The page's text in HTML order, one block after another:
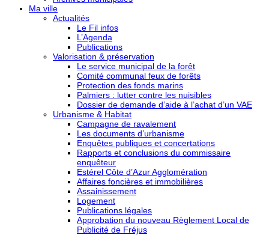
Ma ville
Actualités
Le Fil infos
L’Agenda
Publications
Valorisation & préservation
Le service municipal de la forêt
Comité communal feux de forêts
Protection des fonds marins
Palmiers : lutter contre les nuisibles
Dossier de demande d’aide à l’achat d’un VAE
Urbanisme & Habitat
Campagne de ravalement
Les documents d’urbanisme
Enquêtes publiques et concertations
Rapports et conclusions du commissaire
enquêteur
Estérel Côte d’Azur Agglomération
Affaires foncières et immobilières
Assainissement
Logement
Publications légales
Approbation du nouveau Règlement Local de
Publicité de Fréjus